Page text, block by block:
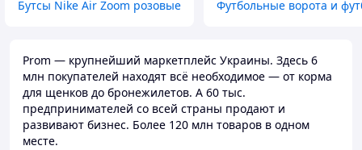
Бутсы Nike Air Zoom розовые Футбольные ворота и
Prom — крупнейший маркетплейс Украины. Здесь 6
млн покупателей находят всё необходимое — от корма
для щенков до бронежилетов. А 60 тыс.
предпринимателей со всей страны продают и
развивают бизнес. Более 120 млн товаров в одном
месте.